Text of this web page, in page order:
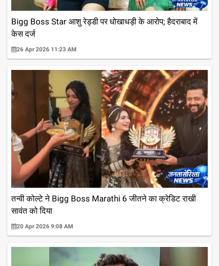
Bigg Boss Star आशु रेड्डी पर धोखाधड़ी के आरोप; हैदराबाद में
केस दर्ज
26 Apr 2026 11:23 AM
तन्वी कोल्टे ने Bigg Boss Marathi 6 जीतने का क्रेडिट राखी
सावंत को दिया
20 Apr 2026 9:08 AM